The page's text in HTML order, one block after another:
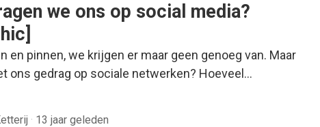
we ons op social media?
en pinnen, we krijgen er maar geen genoeg van. Maar
ons gedrag op sociale netwerken? Hoeveel…
· 13 jaar geleden